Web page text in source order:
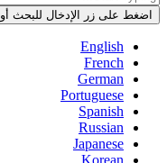
اضغط على زر الإدخال للبحث أو ESC للإغلاق
English
French
German
Portuguese
Spanish
Russian
Japanese